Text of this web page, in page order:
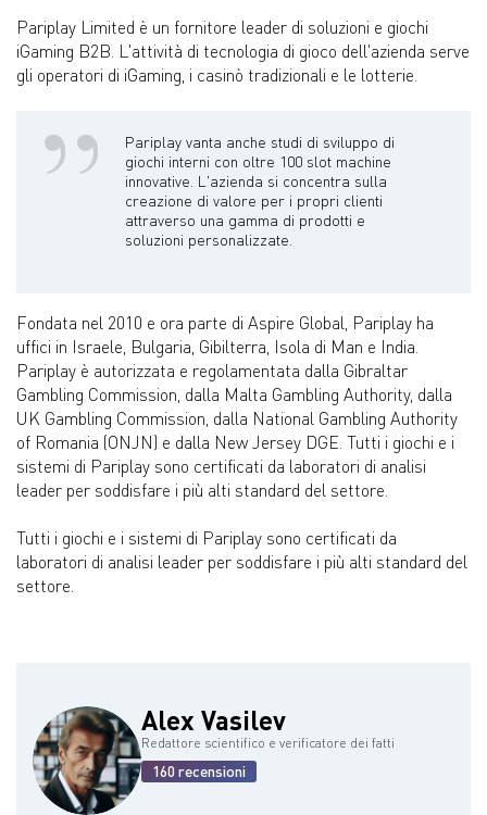
Pariplay Limited è un fornitore leader di soluzioni e giochi
iGaming B2B. L'attività di tecnologia di gioco dell'azienda serve
gli operatori di iGaming, i casinò tradizionali e le lotterie.
Pariplay vanta anche studi di sviluppo di
giochi interni con oltre 100 slot machine
innovative. L'azienda si concentra sulla
creazione di valore per i propri clienti
attraverso una gamma di prodotti e
soluzioni personalizzate.
Fondata nel 2010 e ora parte di Aspire Global, Pariplay ha
uffici in Israele, Bulgaria, Gibilterra, Isola di Man e India.
Pariplay è autorizzata e regolamentata dalla Gibraltar
Gambling Commission, dalla Malta Gambling Authority, dalla
UK Gambling Commission, dalla National Gambling Authority
of Romania (ONJN) e dalla New Jersey DGE. Tutti i giochi e i
sistemi di Pariplay sono certificati da laboratori di analisi
leader per soddisfare i più alti standard del settore.
Tutti i giochi e i sistemi di Pariplay sono certificati da
laboratori di analisi leader per soddisfare i più alti standard del
settore.
Alex Vasilev
Redattore scientifico e verificatore dei fatti
160 recensioni